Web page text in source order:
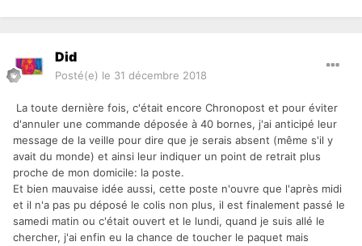
Did
Posté(e) le 31 décembre 2018
La toute dernière fois, c'était encore Chronopost et pour éviter
d'annuler une commande déposée à 40 bornes, j'ai anticipé leur
message de la veille pour dire que je serais absent (même s'il y
avait du monde) et ainsi leur indiquer un point de retrait plus
proche de mon domicile: la poste.
Et bien mauvaise idée aussi, cette poste n'ouvre que l'après midi
et il n'a pas pu déposé le colis non plus, il est finalement passé le
samedi matin ou c'était ouvert et le lundi, quand je suis allé le
chercher, j'ai enfin eu la chance de toucher le paquet mais